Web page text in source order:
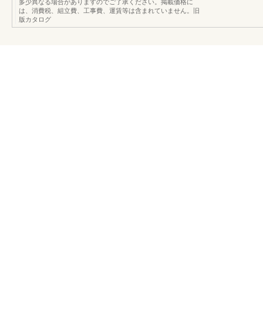
多少異なる場合がありますのでご了承ください。掲載価格に
は、消費税、組立費、工事費、運賃等は含まれていません。旧
版カタログ